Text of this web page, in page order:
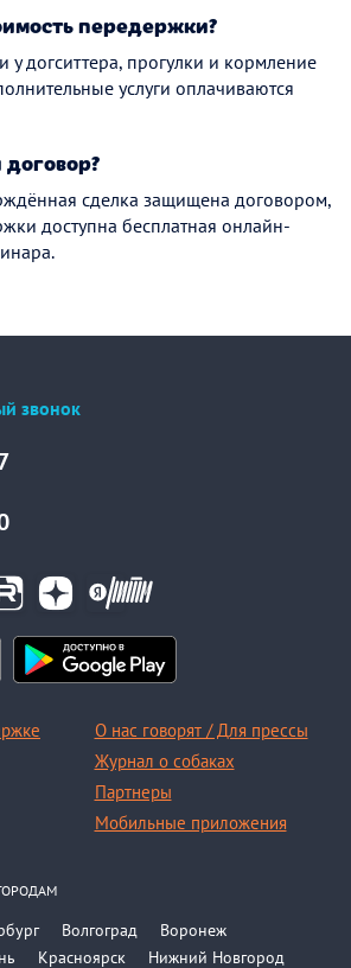
передержки?
догситтера, прогулки и кормление
услуги оплачиваются
сделка защищена договором,
доступна бесплатная онлайн-
звонок
О нас говорят / Для прессы
Журнал о собаках
Партнеры
Мобильные приложения
Волгоград
Воронеж
Красноярск Нижний Новгород